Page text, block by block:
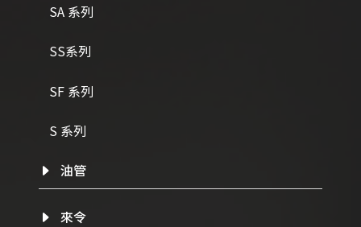
SA 系列
SS系列
SF 系列
S 系列
油管
來令